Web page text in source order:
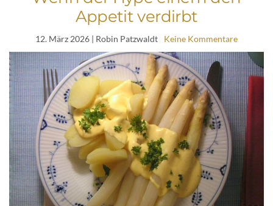
Appetit verdirbt
12. März 2026 | Robin Patzwaldt Keine Kommentare